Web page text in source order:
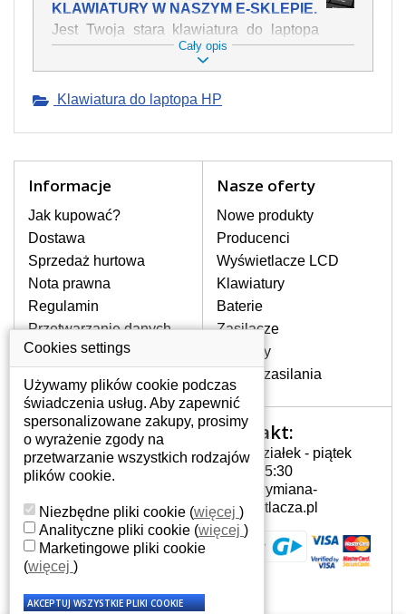
KLAWIATURY W NASZYM E-SKLEPIE.
Jest Twoja stara klawiatura do laptopa
HP Pavilion dv6-2130ez mechanicznie
uszkodzona, polałeś ją płynem, który
swojej pozycji? Kup nową klawiaturę,
Oferujemy oryginalne klawiatury w
stronie internetowej ją znajdziesz za
pomocy wyszukiwarki. Wystarczy znać
model laptopa. Przy każdej klawiaturze
nie może brakować szczególowe zdjęcie
do aktualnego stanu naszego magazynu.
W JAKI SPOSÓB MOŻE SIĘ
PRZEJAWIAĆ USTERKA
Częstymi objawami są pomijanie liter
czy wyświetlanie innych liter oraz
dublowanie tych samych znaków. W
przypadku podlicia klawisze nie
powrócą do pierwotnej pozycji. Albo
też uszkodzenie mechaniczne, np.
JAK TO DZIAŁA?
Klawiatura składa się z kilku
warstw folii, z których przewodzą
przewodzące warstwy.
Cały opis
Klawiatura do laptopa HP
Informacje
Jak kupować?
Dostawa
Sprzedaż hurtowa
Nota prawna
Regulamin
Przetwarzanie danych
osobowych
Gdzie nas znajdziesz
Nasze oferty
Nowe produkty
Producenci
Wyświetlacze LCD
Klawiatury
Baterie
Zasilacze
Zawiasy
Złącza zasilania
Twoje konto
Twoje konto
Dane osobowe
Adresy
Historia zamówień
Kontakt:
Poniedziałek - piątek
7:00 - 15:30
info@wymiana-
wyswietlacza.pl
Cookies settings
Używamy plików cookie podczas
świadczenia usług. Aby zapewnić
spersonalizowane zakupy, prosimy
o wyrażenie zgody na
przetwarzanie wszystkich rodzajów
plików cookie.
Niezbędne pliki cookie (więcej )
Analityczne pliki cookie (więcej )
Marketingowe pliki cookie
(więcej )